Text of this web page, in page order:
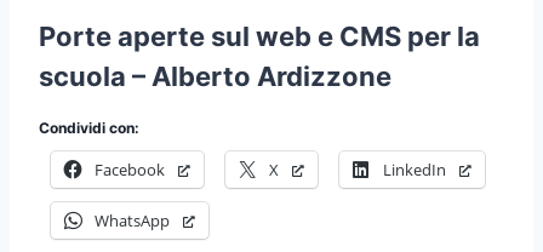
Porte aperte sul web e CMS per la
scuola – Alberto Ardizzone
Condividi con:
Facebook X LinkedIn
WhatsApp